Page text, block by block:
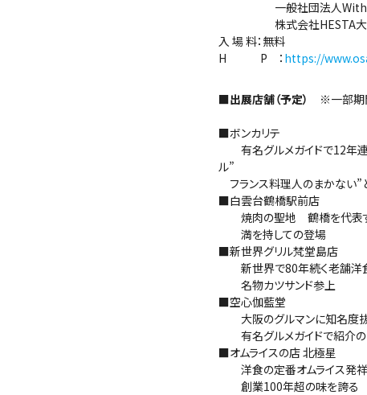
一般社団法人Withal、株
株式会社HESTA大倉、
入 場 料：無料
H P ： https://
■出展店舗（予定） ※一部期
■ボンカリテ
有名グルメガイドで12年連
ル”
フランス料理人のまかない”
■白雲台鶴橋駅前店
焼肉の聖地 鶴橋を代表
満を持しての登場
■新世界グリル梵堂島店
新世界で80年続く老舗洋
名物カツサンド参上
■空心伽藍堂
大阪のグルマンに知名度
有名グルメガイドで紹介の
■オムライスの店 北極星
洋食の定番オムライス発
創業100年超の味を誇る